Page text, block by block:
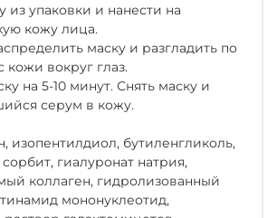
из упаковки и нанести на
кожу лица.
маску и разгладить по
кожи вокруг глаз.
на 5-10 минут. Снять маску и
серум в кожу.
изопентилдиол, бутиленгликоль,
сорбит, гиалуронат натрия,
коллаген, гидролизованный
мононуклеотид,